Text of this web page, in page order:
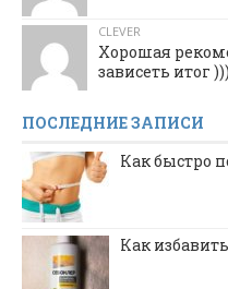
CLEVER
Хорошая
зависеть итог
ПОСЛЕДНИЕ ЗАПИСИ
Как быстро
Как